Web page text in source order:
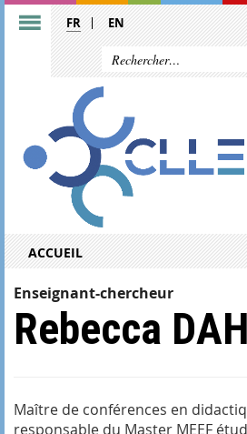
FR EN
ACCUEIL
Enseignant-chercheur
Rebecca
Maître de conférences en
responsable du Master MEEF